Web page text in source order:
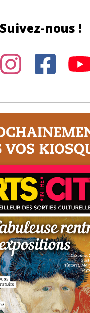
Suivez-nous !